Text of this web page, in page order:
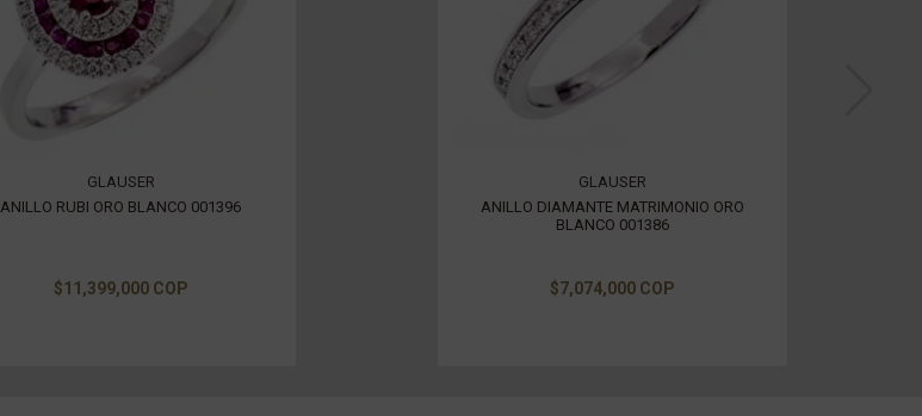
GLAUSER
ANILLO RUBI ORO BLANCO 001396
$11,399,000 COP
GLAUSER
ANILLO DIAMANTE MATRIMONIO ORO
BLANCO 001386
$7,074,000 COP